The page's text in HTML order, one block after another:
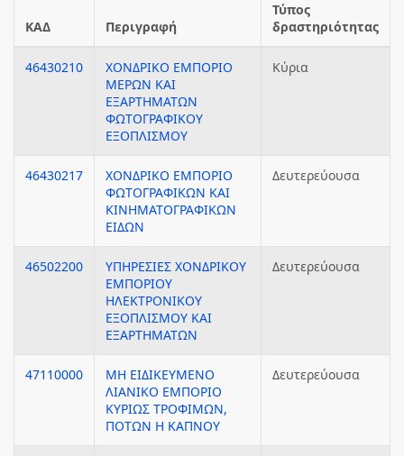
ΚΑΔ Περιγραφή
Τύπος
δραστηριότητας
46430210
ΧΟΝΔΡΙΚΟ ΕΜΠΟΡΙΟ
ΜΕΡΩΝ ΚΑΙ
ΕΞΑΡΤΗΜΑΤΩΝ
ΦΩΤΟΓΡΑΦΙΚΟΥ
ΕΞΟΠΛΙΣΜΟΥ
Κύρια
46430217
ΧΟΝΔΡΙΚΟ ΕΜΠΟΡΙΟ
ΦΩΤΟΓΡΑΦΙΚΩΝ ΚΑΙ
ΚΙΝΗΜΑΤΟΓΡΑΦΙΚΩΝ
ΕΙΔΩΝ
Δευτερεύουσα
46502200
ΥΠΗΡΕΣΙΕΣ ΧΟΝΔΡΙΚΟΥ
ΕΜΠΟΡΙΟΥ
ΗΛΕΚΤΡΟΝΙΚΟΥ
ΕΞΟΠΛΙΣΜΟΥ ΚΑΙ
ΕΞΑΡΤΗΜΑΤΩΝ
Δευτερεύουσα
47110000
ΜΗ ΕΙΔΙΚΕΥΜΕΝΟ
ΛΙΑΝΙΚΟ ΕΜΠΟΡΙΟ
ΚΥΡΙΩΣ ΤΡΟΦΙΜΩΝ,
ΠΟΤΩΝ Η ΚΑΠΝΟΥ
Δευτερεύουσα